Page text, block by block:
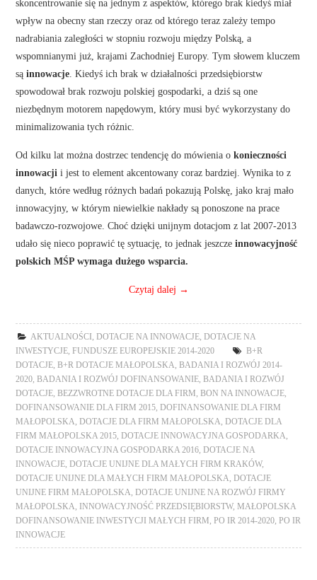
skoncentrowanie się na jednym z aspektów, którego brak kiedyś miał
wpływ na obecny stan rzeczy oraz od którego teraz zależy tempo
nadrabiania zaległości w stopniu rozwoju między Polską, a
wspomnianymi już, krajami Zachodniej Europy. Tym słowem kluczem
sąinnowacje. Kiedyś ich brak w działalności przedsiębiorstw
spowodował brak rozwoju polskiej gospodarki, a dziś są one
niezbędnym motorem napędowym, który musi być wykorzystany do
minimalizowania tych różnic.
Od kilku lat można dostrzec tendencję do mówienia okonieczności
innowacji i jest to element akcentowany coraz bardziej. Wynika to z
danych, które według różnych badań pokazują Polskę, jako kraj mało
innowacyjny, w którym niewielkie nakłady są ponoszone na prace
badawczo-rozwojowe. Choć dzięki unijnym dotacjom z lat 2007-2013
udało się nieco poprawić tę sytuację, to jednak jeszczeinnowacyjność
polskich MŚP wymaga dużego wsparcia.
Czytaj dalej →
AKTUALNOŚCI DOTACJE NA INNOWACJE
DOTACJE NA
INWESTYCJE
FUNDUSZE EUROPEJSKIE 2014-2020
B+R
DOTACJE
B+R DOTACJE MAŁOPOLSKA
BADANIA I ROZWÓJ 2014-
2020
BADANIA I ROZWÓJ DOFINANSOWANIE
BADANIA I ROZWÓJ
DOTACJE
BEZZWROTNE DOTACJE DLA FIRM BON NA INNOWACJE
DOFINANSOWANIE DLA FIRM 2015
DOFINANSOWANIE DLA FIRM
MAŁOPOLSKA
DOTACJE DLA FIRM MAŁOPOLSKA
DOTACJE DLA
FIRM MAŁOPOLSKA 2015
DOTACJE INNOWACYJNA GOSPODARKA
DOTACJE INNOWACYJNA GOSPODARKA 2016
DOTACJE NA
INNOWACJE
DOTACJE UNIJNE DLA MAŁYCH FIRM KRAKÓW,
DOTACJE UNIJNE DLA MAŁYCH FIRM MAŁOPOLSKA
DOTACJE
UNIJNE FIRM MAŁOPOLSKA
DOTACJE UNIJNE NA ROZWÓJ FIRMY
MAŁOPOLSKA
INNOWACYJNOŚĆ PRZEDSIĘBIORSTW, MAŁOPOLSKA
DOFINANSOWANIE INWESTYCJI MAŁYCH FIRM
PO IR 2014-2020
PO IR
INNOWACJE